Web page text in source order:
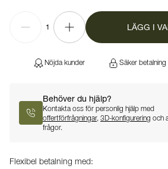
1 LÄGG I
Nöjda kunder Säker betalning
Behöver du hjälp?
Kontakta oss för personlig hjälp med
offertförfrågningar, 3D-konfigurering och
frågor.
Flexibel betalning med: